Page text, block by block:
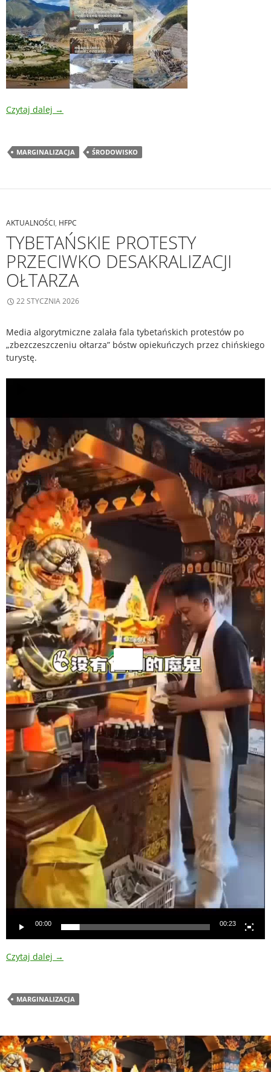
Czytaj dalej →
MARGINALIZACJA ŚRODOWISKO
AKTUALNOŚCI, HFPC
TYBETAŃSKIE PROTESTY
PRZECIWKO DESAKRALIZACJI
OŁTARZA
22 STYCZNIA 2026
Media algorytmiczne zalała fala tybetańskich protestów po
„zbezczeszczeniu ołtarza” bóstw opiekuńczych przez chińskiego
turystę.
00:00 00:23
Czytaj dalej →
MARGINALIZACJA